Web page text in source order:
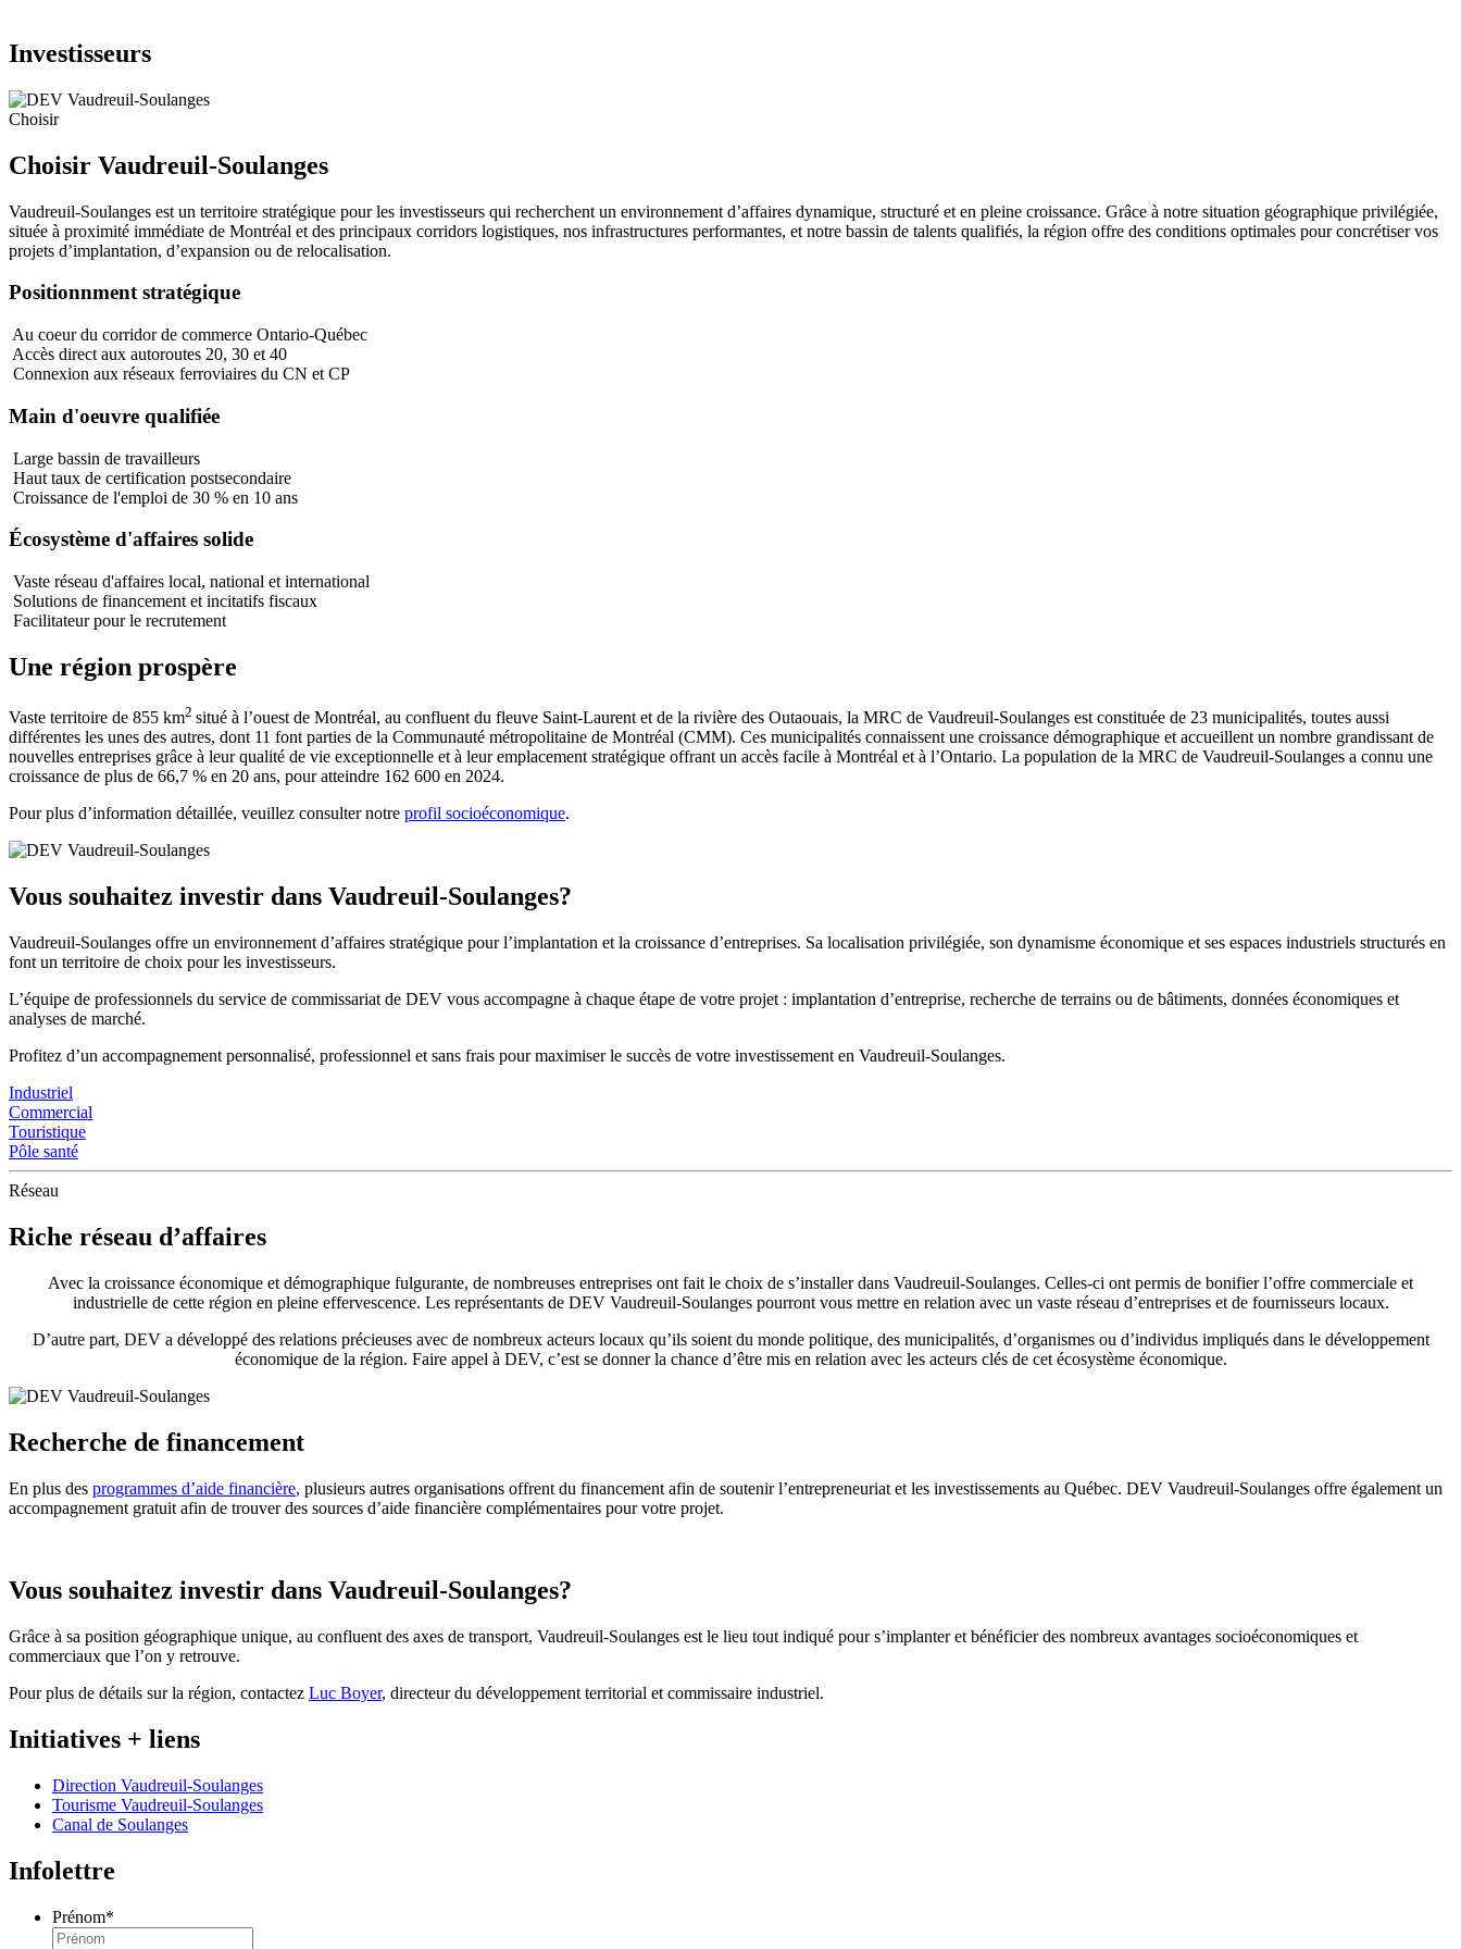
Investisseurs
Choisir
Choisir Vaudreuil-Soulanges
Vaudreuil-Soulanges est un territoire stratégique pour les investisseurs qui recherchent un environnement d’affaires dynamique, structuré et en pleine croissance. Grâce à notre situation géographique privilégiée,
située à proximité immédiate de Montréal et des principaux corridors logistiques, nos infrastructures performantes, et notre bassin de talents qualifiés, la région offre des conditions optimales pour concrétiser vos
projets d’implantation, d’expansion ou de relocalisation.
Positionnment stratégique
Au coeur du corridor de commerce Ontario-Québec
Accès direct aux autoroutes 20, 30 et 40
Connexion aux réseaux ferroviaires du CN et CP
Main d'oeuvre qualifiée
Large bassin de travailleurs
Haut taux de certification postsecondaire
Croissance de l'emploi de 30 % en 10 ans
Écosystème d'affaires solide
Vaste réseau d'affaires local, national et international
Solutions de financement et incitatifs fiscaux
Facilitateur pour le recrutement
Une région prospère
Vaste territoire de 855 km2 situé à l’ouest de Montréal, au confluent du fleuve Saint-Laurent et de la rivière des Outaouais, la MRC de Vaudreuil-Soulanges est constituée de 23 municipalités, toutes aussi
différentes les unes des autres, dont 11 font parties de la Communauté métropolitaine de Montréal (CMM). Ces municipalités connaissent une croissance démographique et accueillent un nombre grandissant de
nouvelles entreprises grâce à leur qualité de vie exceptionnelle et à leur emplacement stratégique offrant un accès facile à Montréal et à l’Ontario. La population de la MRC de Vaudreuil-Soulanges a connu une
croissance de plus de 66,7 % en 20 ans, pour atteindre 162 600 en 2024.
Pour plus d’information détaillée, veuillez consulter notre profil socioéconomique.
Vous souhaitez investir dans Vaudreuil-Soulanges?
Vaudreuil-Soulanges offre un environnement d’affaires stratégique pour l’implantation et la croissance d’entreprises. Sa localisation privilégiée, son dynamisme économique et ses espaces industriels structurés en
font un territoire de choix pour les investisseurs.
L’équipe de professionnels du service de commissariat de DEV vous accompagne à chaque étape de votre projet : implantation d’entreprise, recherche de terrains ou de bâtiments, données économiques et
analyses de marché.
Profitez d’un accompagnement personnalisé, professionnel et sans frais pour maximiser le succès de votre investissement en Vaudreuil-Soulanges.
Industriel
Commercial
Touristique
Pôle santé
Réseau
Riche réseau d’affaires
Avec la croissance économique et démographique fulgurante, de nombreuses entreprises ont fait le choix de s’installer dans Vaudreuil-Soulanges. Celles-ci ont permis de bonifier l’offre commerciale et
industrielle de cette région en pleine effervescence. Les représentants de DEV Vaudreuil-Soulanges pourront vous mettre en relation avec un vaste réseau d’entreprises et de fournisseurs locaux.
D’autre part, DEV a développé des relations précieuses avec de nombreux acteurs locaux qu’ils soient du monde politique, des municipalités, d’organismes ou d’individus impliqués dans le développement
économique de la région. Faire appel à DEV, c’est se donner la chance d’être mis en relation avec les acteurs clés de cet écosystème économique.
Recherche de financement
En plus des programmes d’aide financière, plusieurs autres organisations offrent du financement afin de soutenir l’entrepreneuriat et les investissements au Québec. DEV Vaudreuil-Soulanges offre également un
accompagnement gratuit afin de trouver des sources d’aide financière complémentaires pour votre projet.
Vous souhaitez investir dans Vaudreuil-Soulanges?
Grâce à sa position géographique unique, au confluent des axes de transport, Vaudreuil-Soulanges est le lieu tout indiqué pour s’implanter et bénéficier des nombreux avantages socioéconomiques et
commerciaux que l’on y retrouve.
Pour plus de détails sur la région, contactez Luc Boyer, directeur du développement territorial et commissaire industriel.
Initiatives + liens
Direction Vaudreuil-Soulanges
Tourisme Vaudreuil-Soulanges
Canal de Soulanges
Infolettre
Prénom*